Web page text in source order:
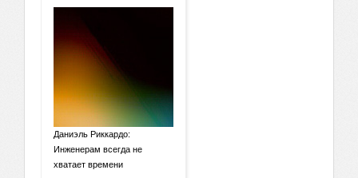
Даниэль Риккардо:
Инженерам всегда не
хватает времени